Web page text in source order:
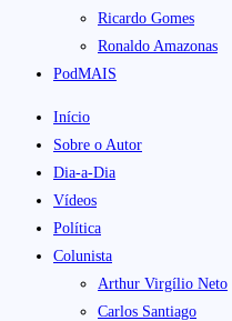
Ricardo Gomes
Ronaldo Amazonas
PodMAIS
Início
Sobre o Autor
Dia-a-Dia
Vídeos
Política
Colunista
Arthur Virgílio Neto
Carlos Santiago